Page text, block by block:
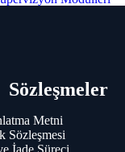
ve Acil Anons
Acil Anons
Sözleşmeler
Metni
Sözleşmesi
İade Süreci